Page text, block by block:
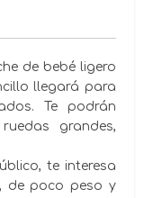
de bebé ligero
llegará para
Te podrán
grandes,
te interesa
de poco peso y